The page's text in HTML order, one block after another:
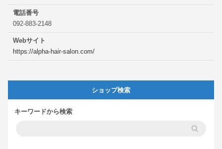
電話番号
092-883-2148
Webサイト
https://alpha-hair-salon.com/
ショップ検索
キーワードから検索